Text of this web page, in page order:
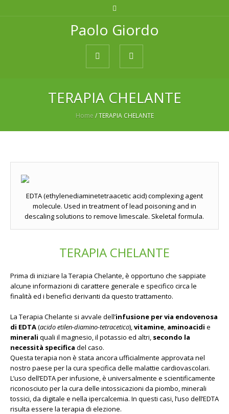
Paolo Giordo
TERAPIA CHELANTE
Home /TERAPIA CHELANTE
EDTA (ethylenediaminetetraacetic acid) complexing agent
molecule. Used in treatment of lead poisoning and in
descaling solutions to remove limescale. Skeletal formula.
TERAPIA CHELANTE
Prima di iniziare la Terapia Chelante, è opportuno che sappiate
alcune informazioni di carattere generale e specifico circa le
finalità ed i benefici derivanti da questo trattamento.
La Terapia Chelante si avvale dell’infusione per via endovenosa
di EDTA(acido etilen-diamino-tetracetico),vitamine, aminoacidi e
minerali quali il magnesio, il potassio ed altri, secondo la
necessità specifica del caso.
Questa terapia non è stata ancora ufficialmente approvata nel
nostro paese per la cura specifica delle malattie cardiovascolari.
L’uso dell’EDTA per infusione, è universalmente e scientificamente
riconosciuto per la cura delle intossicazioni da piombo, minerali
tossici, da digitale e nella ipercalcemia. In questi casi, l’uso dell’EDTA
risulta essere la terapia di elezione.